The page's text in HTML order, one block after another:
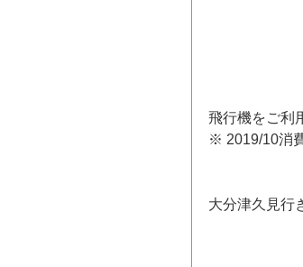
飛行機をご利
※ 2019/10消
大分津久見行